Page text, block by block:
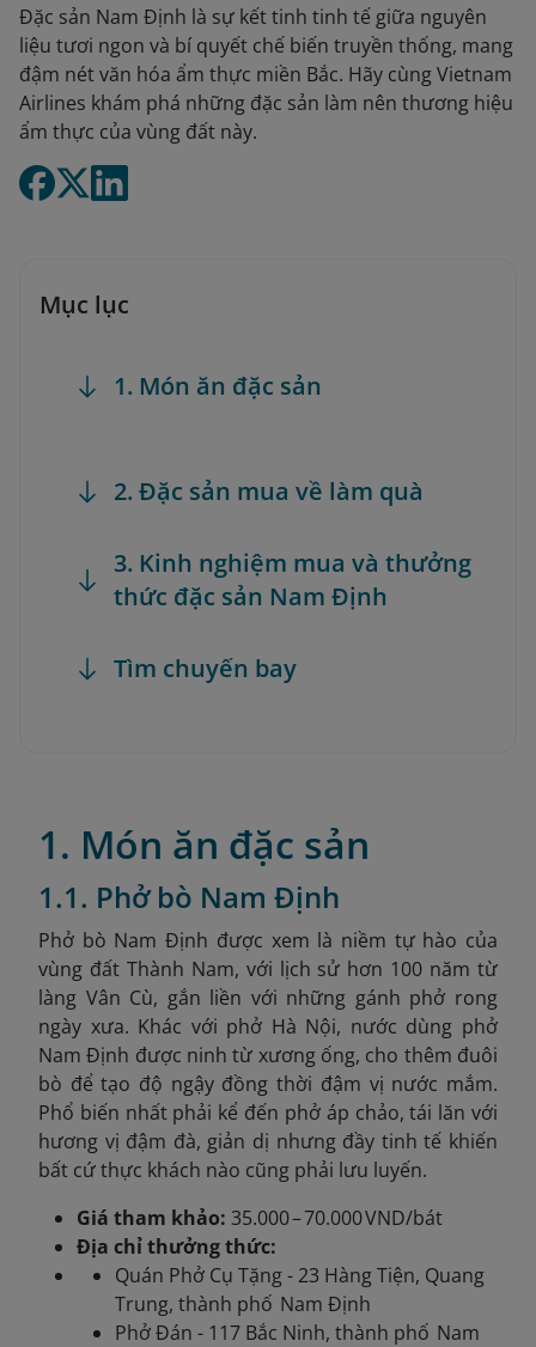
Đặc sản Nam Định là sự kết tinh tinh tế giữa nguyên
liệu tươi ngon và bí quyết chế biến truyền thống, mang
đậm nét văn hóa ẩm thực miền Bắc. Hãy cùng Vietnam
Airlines khám phá những đặc sản làm nên thương hiệu
ẩm thực của vùng đất này.
Mục lục
1. Món ăn đặc sản
2. Đặc sản mua về làm quà
3. Kinh nghiệm mua và thưởng
thức đặc sản Nam Định
Tìm chuyến bay
1. Món ăn đặc sản
1.1. Phở bò Nam Định
Phở bò Nam Định được xem là niềm tự hào của
vùng đất Thành Nam, với lịch sử hơn 100 năm từ
làng Vân Cù, gắn liền với những gánh phở rong
ngày xưa. Khác với phở Hà Nội, nước dùng phở
Nam Định được ninh từ xương ống, cho thêm đuôi
bò để tạo độ ngậy đồng thời đậm vị nước mắm.
Phổ biến nhất phải kể đến phở áp chảo, tái lăn với
hương vị đậm đà, giản dị nhưng đầy tinh tế khiến
bất cứ thực khách nào cũng phải lưu luyến.
Giá tham khảo: 35.000 – 70.000 VND/bát
Địa chỉ thưởng thức:
Quán Phở Cụ Tặng - 23 Hàng Tiện, Quang
Trung, thành phố Nam Định
Phở Đán - 117 Bắc Ninh, thành phố Nam